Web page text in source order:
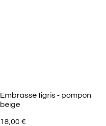
Embrasse tigris - pompon
beige
18,00 €